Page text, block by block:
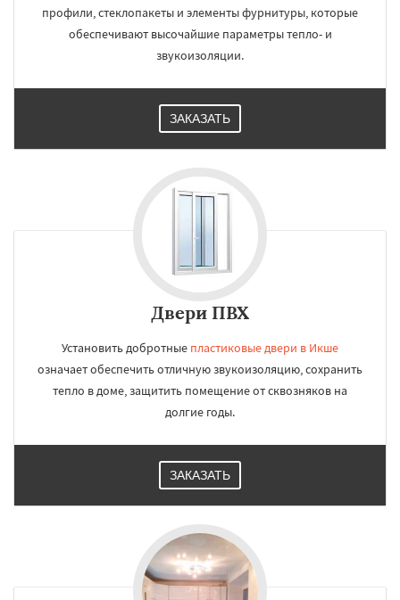
профили, стеклопакеты и элементы фурнитуры, которые
обеспечивают высочайшие параметры тепло- и
звукоизоляции.
ЗАКАЗАТЬ
Двери ПВХ
Установить добротные пластиковые двери в Икше
означает обеспечить отличную звукоизоляцию, сохранить
тепло в доме, защитить помещение от сквозняков на
долгие годы.
ЗАКАЗАТЬ